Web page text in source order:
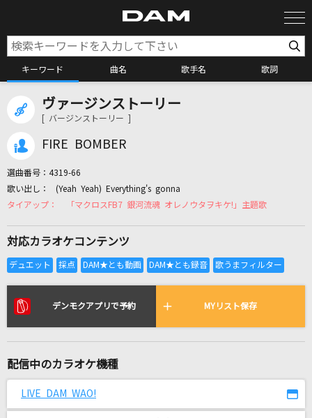
キーワード 曲名 歌手名 歌詞
カラオケ検索
カラオケリクエスト
リアルタイムで歌われている曲の一覧
東京テディベア
初恋サイダー
Buono!
ヴァージンストーリー
[ バージンストーリー ]
FIRE BOMBER
選曲番号： 4319-66
(Yeah Yeah) Everything's gonna
「マクロスFB7 銀河流魂 オレノウタヲキケ!」主題歌
対応カラオケコンテンツ
デンモクアプリで予約 MYリスト保存
配信中のカラオケ機種
LIVE DAM WAO!